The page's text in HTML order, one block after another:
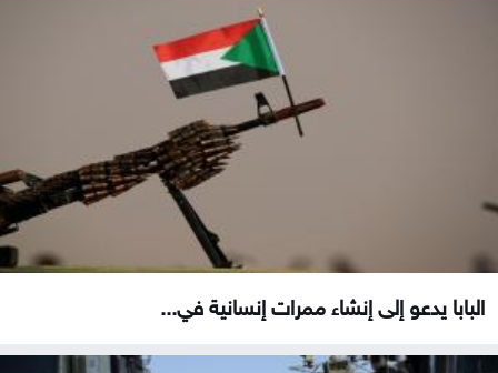
البابا يدعو إلى إنشاء ممرات إنسانية في...